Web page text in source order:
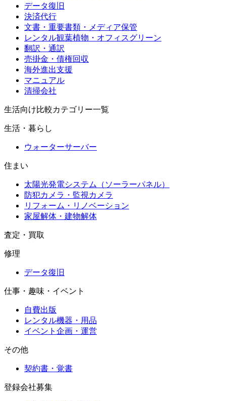
データ復旧
決済代行
文書・重要書類・メディア保管
レンタル観葉植物・オフィスグリーン
翻訳・通訳
売掛金・債権回収
海外進出支援
マニュアル
清掃会社
生活向け比較カテゴリー一覧
生活・暮らし
ウォーターサーバー
住まい
太陽光発電システム（ソーラーパネル）
防犯カメラ・監視カメラ
リフォーム・リノベーション
家屋解体・建物解体
査定・買取
修理
データ復旧
仕事・趣味・イベント
自費出版
レンタル機器・用品
イベント企画・運営
その他
契約書・覚書
登録会社募集